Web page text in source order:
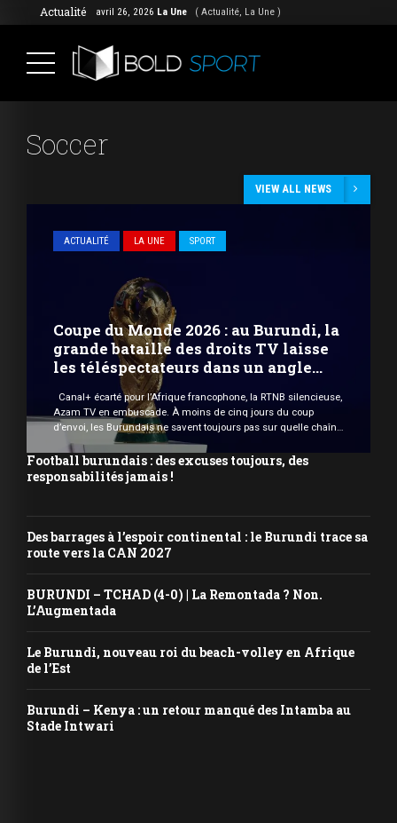
Actualité avril 26, 2026 La Une ( Actualité, La Une )
Soccer
VIEW ALL NEWS
ACTUALITÉ LA UNE SPORT
Coupe du Monde 2026 : au Burundi, la
grande bataille des droits TV laisse
les téléspectateurs dans un angle
Canal+ écarté pour l’Afrique francophone, la RTNB silencieuse,
Azam TV en embuscade. À moins de cinq jours du coup
d’envoi, les Burundais ne savent toujours pas sur quelle chaîne
ils pourront suivre la compétition. La question, en apparence
anodine, devient chaque jour plus pressante : où regarder la
Coupe du Monde au Burundi ? […]
Football burundais : des excuses toujours, des
responsabilités jamais !
Des barrages à l’espoir continental : le Burundi trace sa
route vers la CAN 2027
BURUNDI – TCHAD (4-0) | La Remontada ? Non.
L’Augmentada
Le Burundi, nouveau roi du beach-volley en Afrique
de l’Est
Burundi – Kenya : un retour manqué des Intamba au
Stade Intwari